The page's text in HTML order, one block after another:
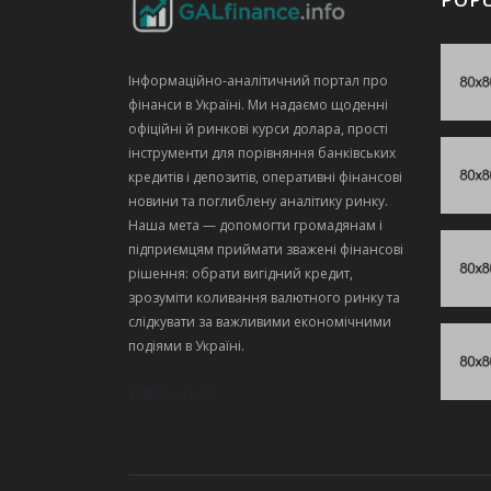
Інформаційно‑аналітичний портал про
фінанси в Україні. Ми надаємо щоденні
офіційні й ринкові курси долара, прості
інструменти для порівняння банківських
кредитів і депозитів, оперативні фінансові
новини та поглиблену аналітику ринку.
Наша мета — допомогти громадянам і
підприємцям приймати зважені фінансові
рішення: обрати вигідний кредит,
зрозуміти коливання валютного ринку та
слідкувати за важливими економічними
подіями в Україні.